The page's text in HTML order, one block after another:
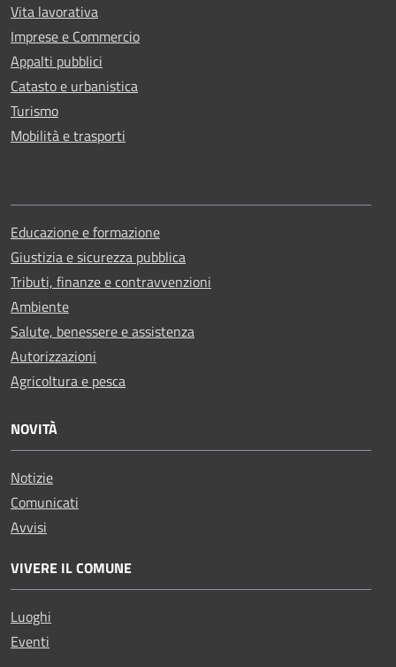
Vita lavorativa
Imprese e Commercio
Appalti pubblici
Catasto e urbanistica
Turismo
Mobilità e trasporti
Educazione e formazione
Giustizia e sicurezza pubblica
Tributi, finanze e contravvenzioni
Ambiente
Salute, benessere e assistenza
Autorizzazioni
Agricoltura e pesca
NOVITÀ
Notizie
Comunicati
Avvisi
VIVERE IL COMUNE
Luoghi
Eventi